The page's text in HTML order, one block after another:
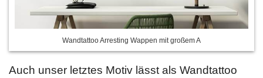
Wandtattoo Arresting Wappen mit großem A
Auch unser letztes Motiv lässt als Wandtattoo